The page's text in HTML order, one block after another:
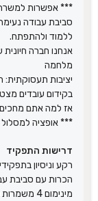
*** אפשרות
סביבת עבודה
ללמוד ולהתפתח.
אנחנו חברה
מלחמה
יציבות תעסוקתית:
בקידום עובדים
אז למה אתם מחכים/
*** אופציה למסלול
דרישות התפקיד
רקע וניסיון
הכרות עם סביבת
מינימום 4 משמרות בשבוע / סופ"ש - חובה